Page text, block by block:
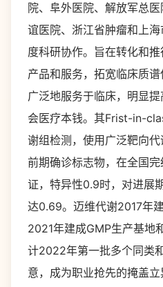
院、阜外医院、解放军总
谊医院、浙江省肿瘤和上
度科研协作。旨在转化和
产品和服务，拓宽临床质
广泛地服务于临床，明显
会医疗本钱。其Frist-in-
谢组检测，使用广泛靶向
前期确诊标志物，在全国
证，特异性0.9时，对进展
达0.69。迈维代谢2017年
2021年建成GMP生产基地
计2022年第一批多个同类
意，成为职业抢先的掩盖